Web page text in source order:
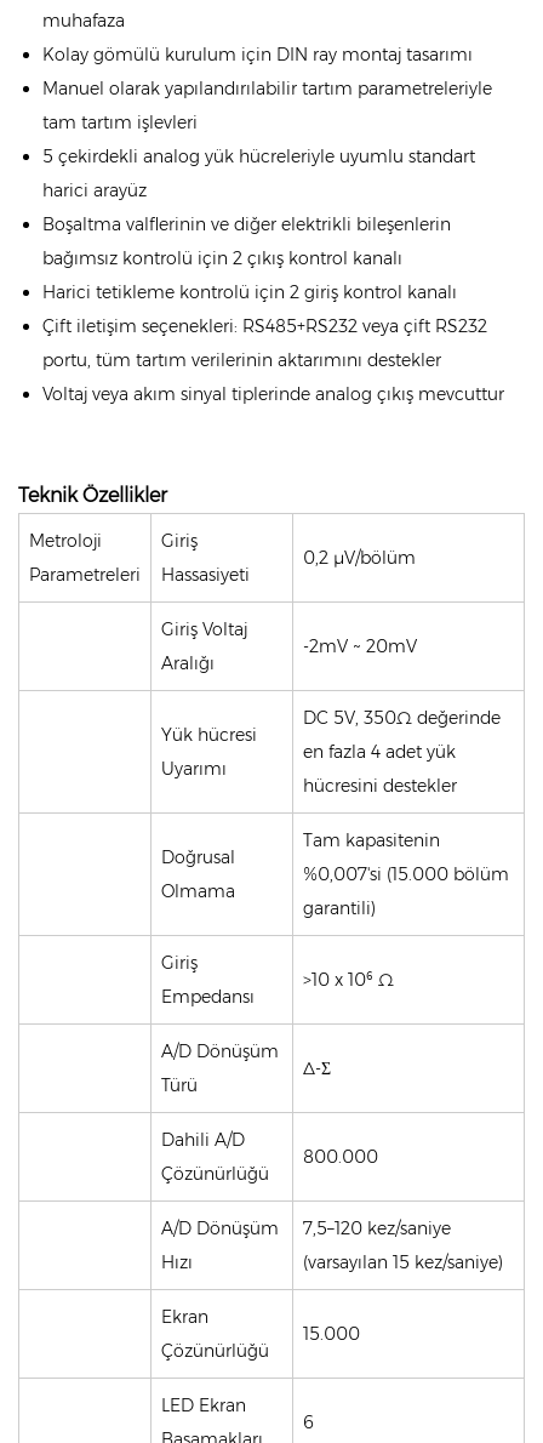
muhafaza
Kolay gömülü kurulum için DIN ray montaj tasarımı
Manuel olarak yapılandırılabilir tartım parametreleriyle
tam tartım işlevleri
5 çekirdekli analog yük hücreleriyle uyumlu standart
harici arayüz
Boşaltma valflerinin ve diğer elektrikli bileşenlerin
bağımsız kontrolü için 2 çıkış kontrol kanalı
Harici tetikleme kontrolü için 2 giriş kontrol kanalı
Çift iletişim seçenekleri: RS485+RS232 veya çift RS232
portu, tüm tartım verilerinin aktarımını destekler
Voltaj veya akım sinyal tiplerinde analog çıkış mevcuttur
Teknik Özellikler
Metroloji
Parametreleri
Giriş
Hassasiyeti
0,2 μV/bölüm
Giriş Voltaj
Aralığı
-2mV ~ 20mV
Yük hücresi
Uyarımı
DC 5V, 350Ω değerinde
en fazla 4 adet yük
hücresini destekler
Doğrusal
Olmama
Tam kapasitenin
%0,007'si (15.000 bölüm
garantili)
Giriş
Empedansı
>10 x 10⁶ Ω
A/D Dönüşüm
Türü
Δ-Σ
Dahili A/D
Çözünürlüğü
800.000
A/D Dönüşüm
Hızı
7,5–120 kez/saniye
(varsayılan 15 kez/saniye)
Ekran
Çözünürlüğü
15.000
LED Ekran
6